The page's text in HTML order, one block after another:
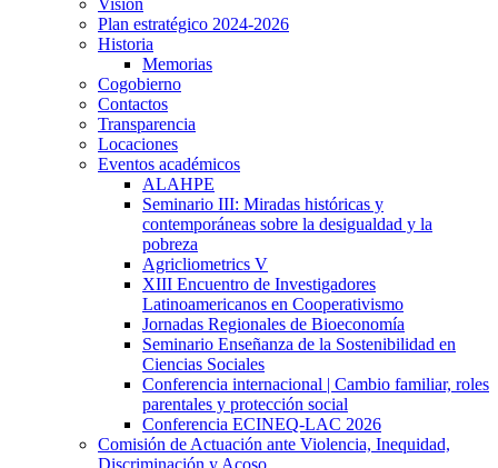
Visión
Plan estratégico 2024-2026
Historia
Memorias
Cogobierno
Contactos
Transparencia
Locaciones
Eventos académicos
ALAHPE
Seminario III: Miradas históricas y
contemporáneas sobre la desigualdad y la
pobreza
Agricliometrics V
XIII Encuentro de Investigadores
Latinoamericanos en Cooperativismo
Jornadas Regionales de Bioeconomía
Seminario Enseñanza de la Sostenibilidad en
Ciencias Sociales
Conferencia internacional | Cambio familiar, roles
parentales y protección social
Conferencia ECINEQ-LAC 2026
Comisión de Actuación ante Violencia, Inequidad,